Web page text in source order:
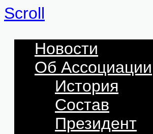
Scroll
Новости
Об Ассоциации
История
Состав
Президент